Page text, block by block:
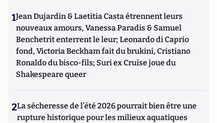
1Jean Dujardin & Laetitia Casta étrennent leurs
nouveaux amours, Vanessa Paradis & Samuel
Benchetrit enterrent le leur; Leonardo di Caprio
fond, Victoria Beckham fait du brukini, Cristiano
Ronaldo du bisco-fils; Suri ex Cruise joue du
Shakespeare queer
2La sécheresse de l’été 2026 pourrait bien être une
rupture historique pour les milieux aquatiques